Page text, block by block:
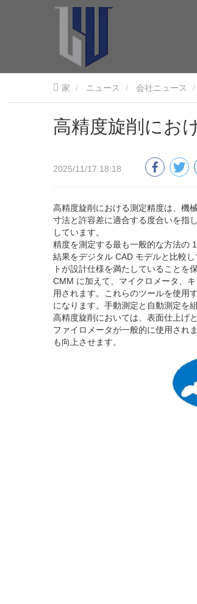
家 ニュース 会社ニュース
高精度旋削にお
2025/11/17 18:18
高精度旋削における測定精度は、機
寸法と許容差に適合する度合いを指
しています。
精度を測定する最も一般的な方法の
結果をデジタル CAD モデルと比較
トが設計仕様を満たしていることを
CMM に加えて、マイクロメータ、
用されます。これらのツールを使用
になります。手動測定と自動測定を
高精度旋削においては、表面仕上げ
ファイロメータが一般的に使用され
も向上させます。